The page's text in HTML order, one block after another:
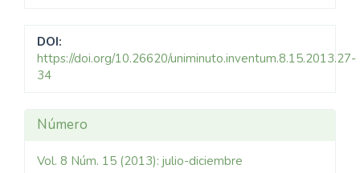
DOI:
https://doi.org/10.26620/uniminuto.inventum.8.15.2013.27-
34
Detalles
del
Número
Vol. 8 Núm. 15 (2013): julio-diciembre